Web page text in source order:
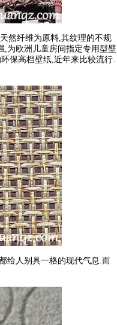
等天然纤维为原料,其纹理的不规
,为欧洲儿童房间指定专用型壁
环保高档壁纸,近年来比较流行.
给人别具一格的现代气息.而